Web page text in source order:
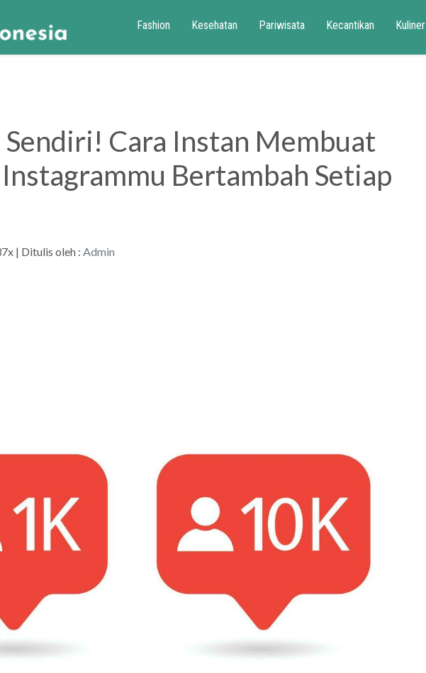
Fashion Kesehatan Pariwisata Kecantikan Kuliner
Cara Instan Membuat
Bertambah Setiap
| Ditulis oleh : Admin